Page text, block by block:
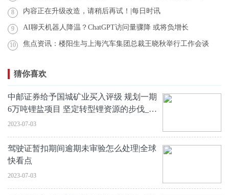
8 内容正在升级改造，请稍后再试！|每日时讯
9 AI聊天机器人降温？ChatGPT访问量骤降 或将负增长
10 焦点资讯：楼阳生与上海汽车集团总裁王晓秋举行工作会谈
猜你喜欢
中邮证券给予国城矿业买入评级 规划一期
6万吨锂盐项目 坚定转型锂资源的步伐_全
球快看点
2023-07-03
驾驶证暂扣期间逾期未审验怎么处理|全球
快看点
2023-07-03